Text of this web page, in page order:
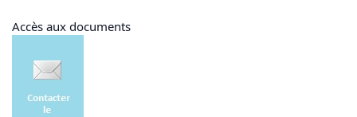
Accès aux documents